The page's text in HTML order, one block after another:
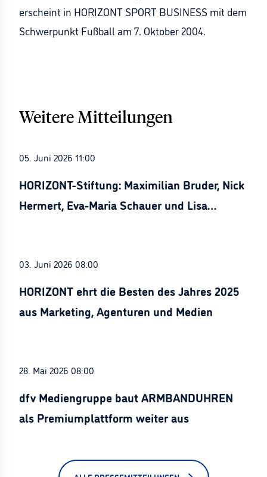
erscheint in HORIZONT SPORT BUSINESS mit dem
Schwerpunkt Fußball am 7. Oktober 2004.
Weitere Mitteilungen
05. Juni 2026 11:00
HORIZONT-Stiftung: Maximilian Bruder, Nick
Hermert, Eva-Maria Schauer und Lisa
03. Juni 2026 08:00
HORIZONT ehrt die Besten des Jahres 2025
aus Marketing, Agenturen und Medien
28. Mai 2026 08:00
dfv Mediengruppe baut ARMBANDUHREN
als Premiumplattform weiter aus